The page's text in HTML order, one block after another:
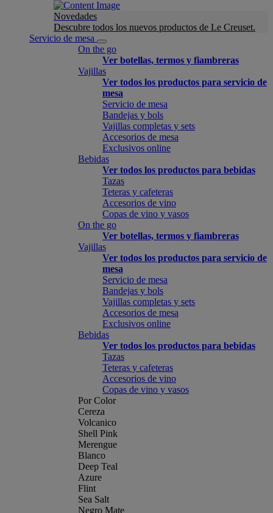
Novedades
Descubre todos los nuevos productos de Le Creuset.
Servicio de mesa
On the go
Ver botellas, termos y fiambreras
Vajillas
Ver todos los productos para servicio de
mesa
Servicio de mesa
Bandejas y bols
Vajillas completas y sets
Accesorios de mesa
Exclusivos online
Bebidas
Ver todos los productos para bebidas
Tazas
Teteras y cafeteras
Accesorios de vino
Copas de vino y vasos
On the go
Ver botellas, termos y fiambreras
Vajillas
Ver todos los productos para servicio de
mesa
Servicio de mesa
Bandejas y bols
Vajillas completas y sets
Accesorios de mesa
Exclusivos online
Bebidas
Ver todos los productos para bebidas
Tazas
Teteras y cafeteras
Accesorios de vino
Copas de vino y vasos
Por Color
Cereza
Volcanico
Shell Pink
Merengue
Blanco
Deep Teal
Azure
Flint
Sea Salt
Negro Mate